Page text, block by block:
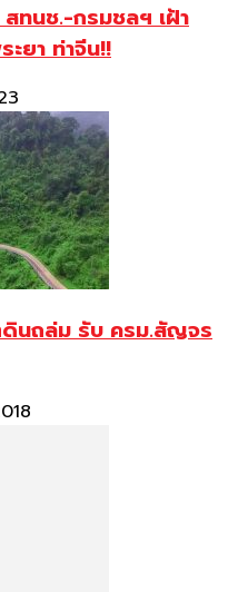
ทนช.-กรมชลฯ เฝ้า
ะยา ท่าจีน!!
นถล่ม รับ ครม.สัญจร